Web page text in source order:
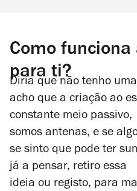
Como
para ti?
Diria que não tenho
acho que a criação ao
constante meio passivo,
somos antenas, e se
se sinto que pode ter
já a pensar, retiro essa
ideia ou registo, para